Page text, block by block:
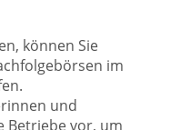
können Sie
im
und
Betriebe vor, um